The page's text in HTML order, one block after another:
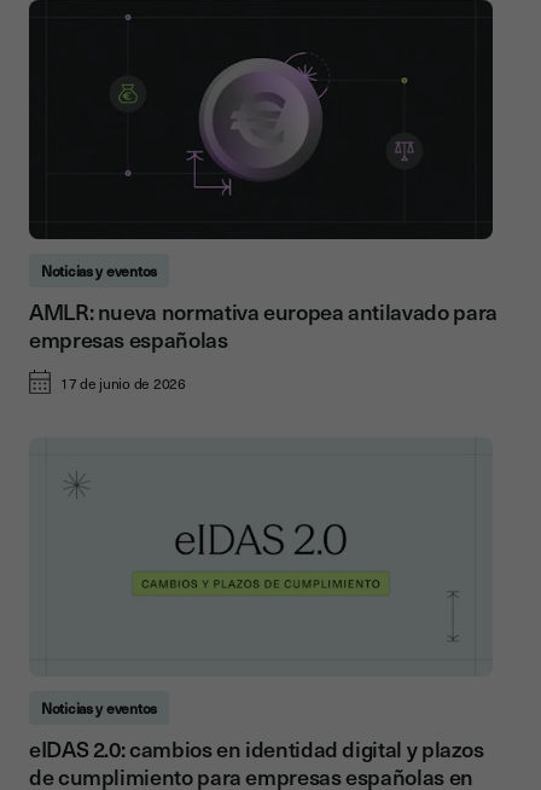
Noticias y eventos
AMLR: nueva normativa europea antilavado para
empresas españolas
17 de junio de 2026
Noticias y eventos
eIDAS 2.0: cambios en identidad digital y plazos
de cumplimiento para empresas españolas en